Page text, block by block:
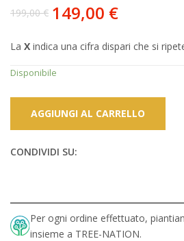
199,00€
Il
originale
era:
199,00 €.
149,00 €
Il
attuale
è:
149,00 €.
La X indica una cifra dispari che si
Disponibile
AGGIUNGI AL CARRELLO
CONDIVIDI SU:
Per ogni ordine effettuato,
insieme a TREE-NATION.